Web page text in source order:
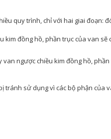
quy trình, chỉ với hai giai đoạn:
kim đồng hồ, phần trục của van
ngược chiều kim đồng hồ,
tránh sử dụng vì các bộ phận của